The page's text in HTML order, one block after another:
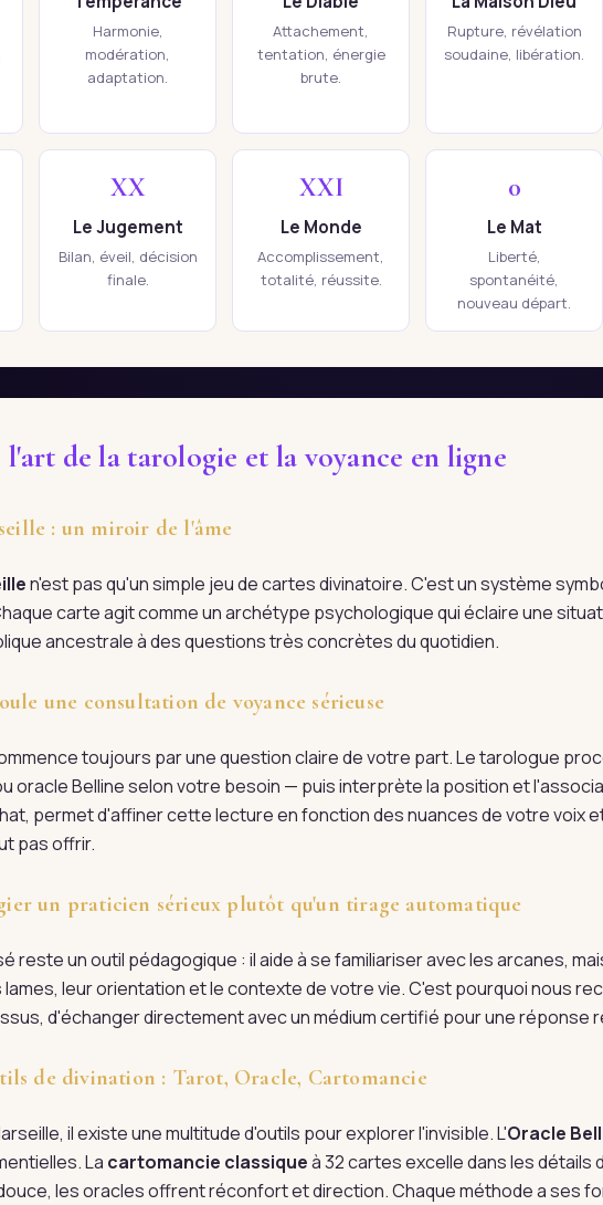
Harmonie,
modération,
adaptation.
Attachement,
tentation, énergie
brute.
Rupture, révélation
soudaine, libération.
XX
Le Jugement
Bilan, éveil, décision
finale.
XXI
Le Monde
Accomplissement,
totalité, réussite.
0
Le Mat
Liberté,
spontanéité,
nouveau départ.
de la tarologie et la voyance en ligne
: un miroir de l'âme
n'est pas qu'un simple jeu de cartes divinatoire. C'est un système
carte agit comme un archétype psychologique qui éclaire une
ancestrale à des questions très concrètes du quotidien.
une consultation de voyance sérieuse
toujours par une question claire de votre part. Le tarologue
oracle Belline selon votre besoin — puis interprète la position et
permet d'affiner cette lecture en fonction des nuances de votre voix
pas offrir.
un praticien sérieux plutôt qu'un tirage automatique
reste un outil pédagogique : il aide à se familiariser avec les arcanes,
leur orientation et le contexte de votre vie. C'est pourquoi nous
d'échanger directement avec un médium certifié pour une réponse
de divination : Tarot, Oracle, Cartomancie
il existe une multitude d'outils pour explorer l'invisible. L'Oracle
La cartomancie classiqueà 32 cartes excelle dans les
les oracles offrent réconfort et direction. Chaque méthode a ses